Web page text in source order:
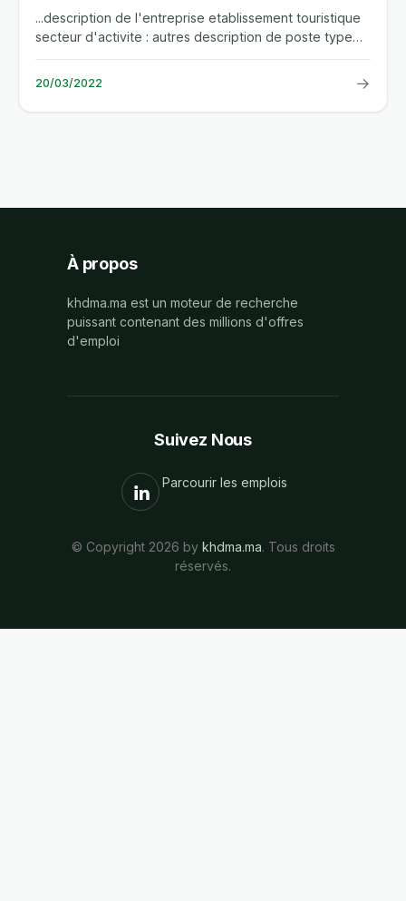
...description de l'entreprise etablissement touristique
secteur d'activite : autres description de poste type
de contrat...
20/03/2022 →
À propos
khdma.ma est un moteur de recherche
puissant contenant des millions d'offres
d'emploi
Suivez Nous
Parcourir les emplois
© Copyright 2026 by khdma.ma. Tous droits
réservés.